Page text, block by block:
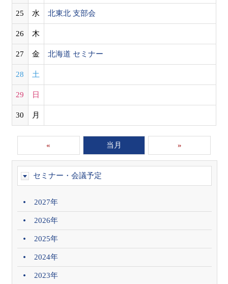
25 水 北東北 支部会
26 木
27 金 北海道 セミナー
28 土
29 日
30 月
« 当月 »
セミナー・会議予定
2027年
2026年
2025年
2024年
2023年